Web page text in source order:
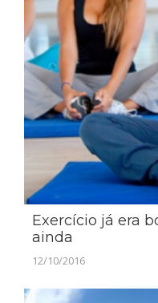
Exercício já era
ainda
12/10/2016